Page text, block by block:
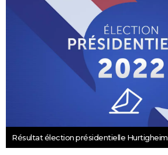
Résultat élection présidentielle Hurtigheim